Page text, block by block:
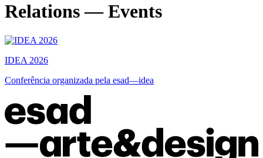
Relations — Events
IDEA 2026
Conferência organizada pela esad—idea